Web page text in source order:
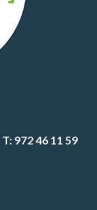
T: 972 46 11 59